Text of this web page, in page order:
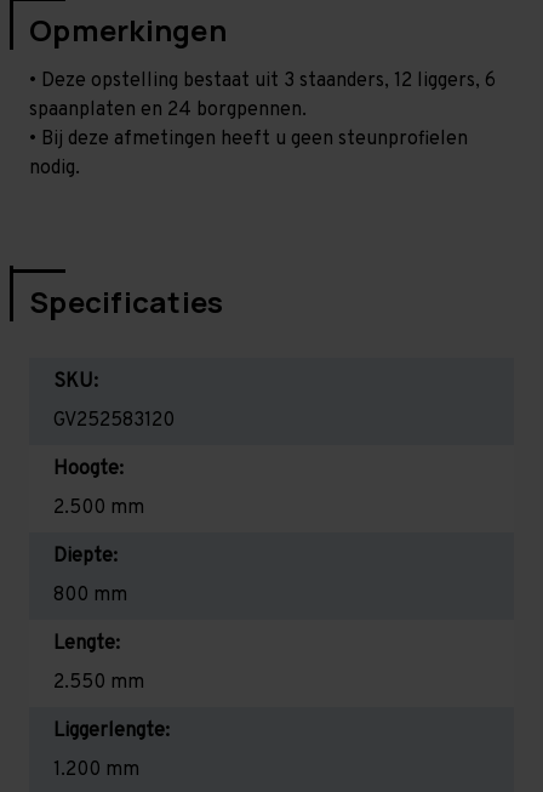
Opmerkingen
• Deze opstelling bestaat uit 3 staanders, 12 liggers, 6
spaanplaten en 24 borgpennen.
• Bij deze afmetingen heeft u geen steunprofielen
nodig.
Specificaties
SKU:
GV252583120
Hoogte:
2.500 mm
Diepte:
800 mm
Lengte:
2.550 mm
Liggerlengte:
1.200 mm